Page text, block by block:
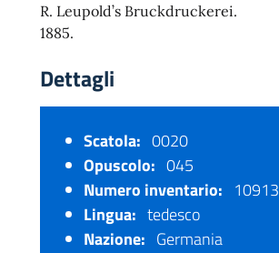
R. Leupold’s Bruckdruckerei.
1885.
Dettagli
Scatola: 0020
Opuscolo: 045
Numero inventario: 10913
Lingua: tedesco
Nazione: Germania